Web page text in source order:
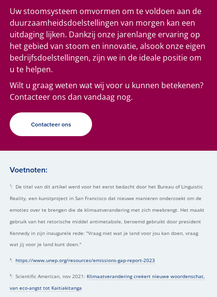
Uw stoomsysteem omvormen om te voldoen aan de
duurzaamheidsdoelstellingen van morgen kan een
uitdaging lijken. Dankzij onze jarenlange ervaring op
het gebied van stoom en innovatie, alsook onze eigen
bedrijfsdoelstellingen, zijn we in de ideale positie om
u te helpen.
Wilt u graag weten wat wij voor u kunnen betekenen?
Contacteer ons dan vandaag nog.
Contacteer ons
Voetnoten:
¹: De titel van dit artikel werd voor het eerst bedacht door het Bureau of Linguistic
Reality, een kunstproject in San Francisco dat nieuwe manieren onderzoekt om de
emoties over te brengen die de klimaatverandering met zich meebrengt. Het maakt
gebruik van het retorische middel antimetabole, beroemd gebruikt door president
Kennedy in zijn inaugurele rede: "Vraag niet wat je land voor jou kan doen, vraag
wat jij voor je land kunt doen."
²: https://www.unep.org/resources/emissions-gap-report-2023
³: Scientific American, nov 2021: Klimaatverandering creëert nieuwe woordenschat,
van eco-angst tot Kaitiakitanga